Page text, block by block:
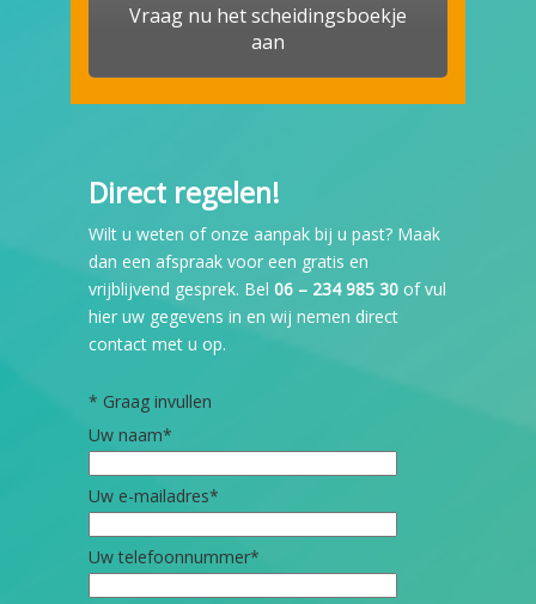
Vraag nu het scheidingsboekje
aan
Direct regelen!
Wilt u weten of onze aanpak bij u past? Maak
dan een afspraak voor een gratis en
vrijblijvend gesprek. Bel 06 – 234 985 30 of vul
hier uw gegevens in en wij nemen direct
contact met u op.
* Graag invullen
Uw naam*
Uw e-mailadres*
Uw telefoonnummer*